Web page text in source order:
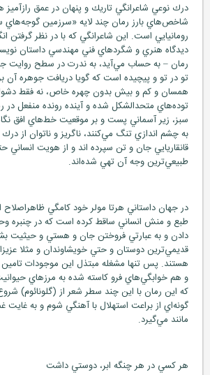
درك نوعي شاعرانگي تاريك و پنهان در عمق رازآميز هر
شاخص‌هاي بارز رمان چند لايه «سرزمين گوجه‌هاي
رومانيايي است. اين شاعرانگي كه با در نظر گرفتن
ديدگاه هنري و شگردهاي فني مهندسي داستان نويسي
رمان – به حساب مي‌آيد، به ندرت در سطح روايت
تو در تو و پيچيده است كه گويا دريافت جوهره آن
همسان و كم و بيش بدون چهره خاص، نه فقط دشوار
توده‌هاي متحد‌الشكل شده و آينده رونده منفعل در
سبز، زير آسماني پست و بر موقعيت خط‌هاي افق
به چشم اندازي تنگ مي‌كنند، ناگريز و ناتوان از درك
قانقاريايي جان و تن سپرده اند و از هويت انساني
طبيعي‌ترين وجه آن تهي شده‌اند.
در جهان داستاني هرتا مولر خود كامگي ظاهراصلاح
طبع و منش انساني ساقط كرده است كه در چنبره
دادن و به عبارتي فروختن جان و هستي و حيثيت
قديمي‌ترين دوستان و حتي خويشاوندان و مثلا
هستند. پس تنها مشغله مبتذل اين موجودات تامين
و هم خوابگي‌هاي فرو كاسته شده به مرزهاي
كه اين رمان با اين چند سطر شعر از (گلونائوم)
گونه‌اي از براعت استهلال با آهنگي شوم و به غايت
مانند مي‌گيرد.
هر كسي در هر چنگه ابر، دوستي داشت